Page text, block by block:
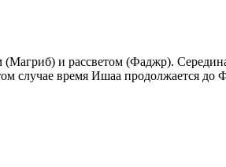
и рассветом (Фаджр).
случае время Ишаа продолжается до